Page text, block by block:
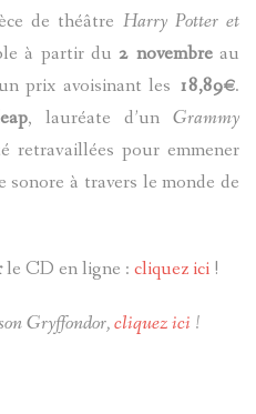
de théâtre Harry Potter et
à partir du 2 novembreau
prix avoisinant les 18,89€.
, lauréate d’un Grammy
retravaillées pour emmener
à travers le monde de
le CD en ligne : cliquez ici !
Gryffondor,cliquez ici !